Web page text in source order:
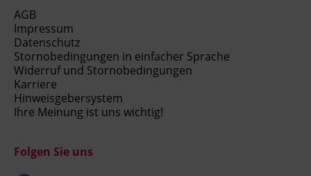
AGB
Impressum
Datenschutz
Stornobedingungen in einfacher Sprache
Widerruf und Stornobedingungen
Karriere
Hinweisgebersystem
Ihre Meinung ist uns wichtig!
Folgen Sie uns